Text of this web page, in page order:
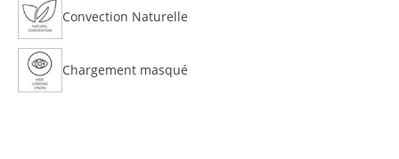
Convection Naturelle
Chargement masqué